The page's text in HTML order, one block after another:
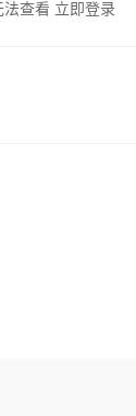
法查看 立即登录